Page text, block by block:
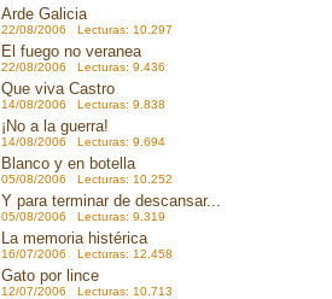
Arde Galicia
22/08/2006 Lecturas: 10.297
El fuego no veranea
22/08/2006 Lecturas: 9.436
Que viva Castro
14/08/2006 Lecturas: 9.838
¡No a la guerra!
14/08/2006 Lecturas: 9.694
Blanco y en botella
05/08/2006 Lecturas: 10.252
Y para terminar de descansar...
05/08/2006 Lecturas: 9.319
La memoria histérica
16/07/2006 Lecturas: 12.458
Gato por lince
12/07/2006 Lecturas: 10.713